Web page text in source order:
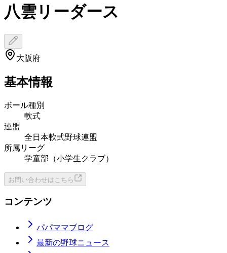
八雲リーダース
大阪府
基本情報
ボール種別
軟式
連盟
全日本軟式野球連盟
所属リーグ
学童部（小学生クラブ）
お問い合わせはこちら
コンテンツ
パパママブログ
最新の野球ニュース